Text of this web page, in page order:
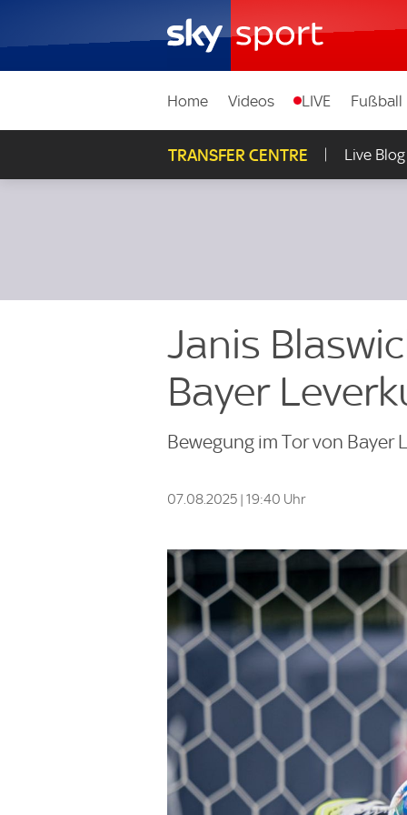
Home Videos LIVE Fußball
TRANSFER CENTRE Live Blog
Janis
Bayer
Bewegung im Tor von Bayer
07.08.2025 | 19:40 Uhr